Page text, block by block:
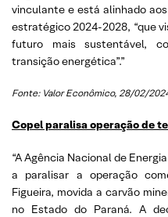
vinculante e está alinhado
estratégico 2024-2028, “que
futuro mais sustentável,
transição energética”.”
Fonte: Valor Econômico, 28/02/
Copel paralisa operação de
“A Agência Nacional de
a paralisar a operação
Figueira, movida a carvão
no Estado do Paraná. A